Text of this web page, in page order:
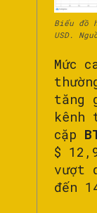
Biểu đồ
USD.
Mức
tăng
kênh
cặp
$
vượt
đến